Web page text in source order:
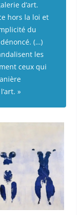
d’art.
hors la loi et
du
(…)
les
ceux qui
»